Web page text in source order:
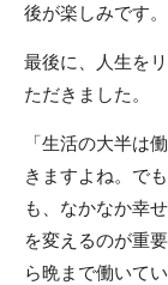
後が楽しみです。
最後に、人生を
ただきました。
「生活の大半は
きますよね。で
も、なかなか幸
を変えるのが重
ら晩まで働いて